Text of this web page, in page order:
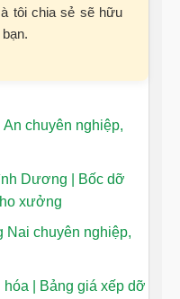
tôi chia sẻ sẽ hữu
chuyên nghiệp,
Dương | Bốc dỡ
xưởng
Nai chuyên nghiệp,
hóa | Bảng giá xếp dỡ